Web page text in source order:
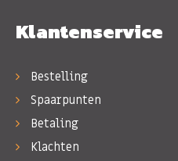
Klantenservice
Bestelling
Spaarpunten
Betaling
Klachten